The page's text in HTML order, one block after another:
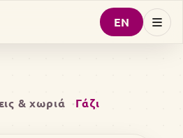
EN
& χωριά Γάζι